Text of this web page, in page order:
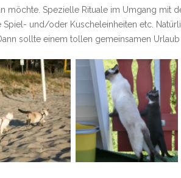
möchte. Spezielle Rituale im Umgang mit
und/oder Kuscheleinheiten etc.
sollte einem tollen gemeinsamen